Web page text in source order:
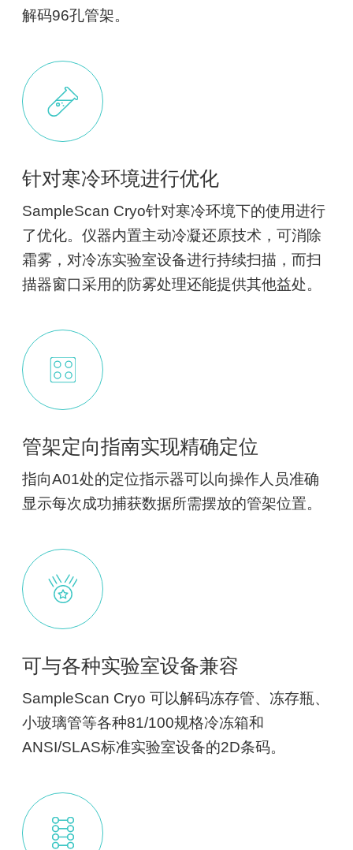
解码96孔管架。
针对寒冷环境进行优化
SampleScan Cryo针对寒冷环境下的使用进行
了优化。仪器内置主动冷凝还原技术，可消除
霜雾，对冷冻实验室设备进行持续扫描，而扫
描器窗口采用的防雾处理还能提供其他益处。
管架定向指南实现精确定位
指向A01处的定位指示器可以向操作人员准确
显示每次成功捕获数据所需摆放的管架位置。
可与各种实验室设备兼容
SampleScan Cryo 可以解码冻存管、冻存瓶、
小玻璃管等各种81/100规格冷冻箱和
ANSI/SLAS标准实验室设备的2D条码。